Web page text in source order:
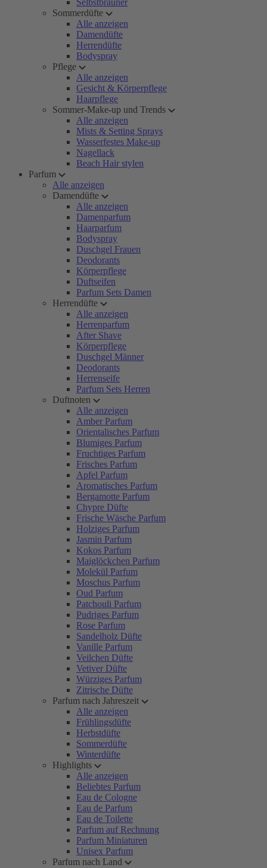
Selbstbräuner
Sommerdüfte
Alle anzeigen
Damendüfte
Herrendüfte
Bodyspray
Pflege
Alle anzeigen
Gesicht & Körperpflege
Haarpflege
Sommer-Make-up und Trends
Alle anzeigen
Mists & Setting Sprays
Wasserfestes Make-up
Nagellack
Beach Hair stylen
Parfum
Alle anzeigen
Damendüfte
Alle anzeigen
Damenparfum
Haarparfum
Bodyspray
Duschgel Frauen
Deodorants
Körperpflege
Duftseifen
Parfum Sets Damen
Herrendüfte
Alle anzeigen
Herrenparfum
After Shave
Körperpflege
Duschgel Männer
Deodorants
Herrenseife
Parfum Sets Herren
Duftnoten
Alle anzeigen
Amber Parfum
Orientalisches Parfum
Blumiges Parfum
Fruchtiges Parfum
Frisches Parfum
Apfel Parfum
Aromatisches Parfum
Bergamotte Parfum
Chypre Düfte
Frische Wäsche Parfum
Holziges Parfum
Jasmin Parfum
Kokos Parfum
Maiglöckchen Parfum
Molekül Parfum
Moschus Parfum
Oud Parfum
Patchouli Parfum
Pudriges Parfum
Rose Parfum
Sandelholz Düfte
Vanille Parfum
Veilchen Düfte
Vetiver Düfte
Würziges Parfum
Zitrische Düfte
Parfum nach Jahreszeit
Alle anzeigen
Frühlingsdüfte
Herbstdüfte
Sommerdüfte
Winterdüfte
Highlights
Alle anzeigen
Beliebtes Parfum
Eau de Cologne
Eau de Parfum
Eau de Toilette
Parfum auf Rechnung
Parfum Miniaturen
Unisex Parfum
Parfum nach Land